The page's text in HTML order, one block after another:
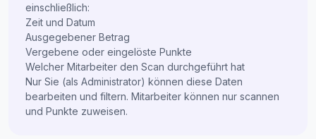
einschließlich:
Zeit und Datum
Ausgegebener Betrag
Vergebene oder eingelöste Punkte
Welcher Mitarbeiter den Scan durchgeführt hat
Nur Sie (als Administrator) können diese Daten
bearbeiten und filtern. Mitarbeiter können nur scannen
und Punkte zuweisen.